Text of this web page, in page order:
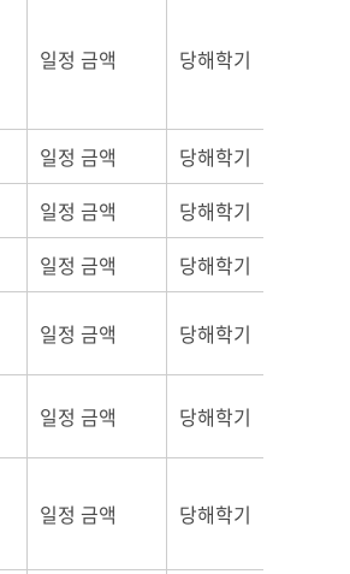
일정 금액 당해학기
일정 금액
당해학기
일정 금액
당해학기
일정 금액 당해학기
일정 금액 당해학기
일정 금액 당해학기
일정 금액 당해학기